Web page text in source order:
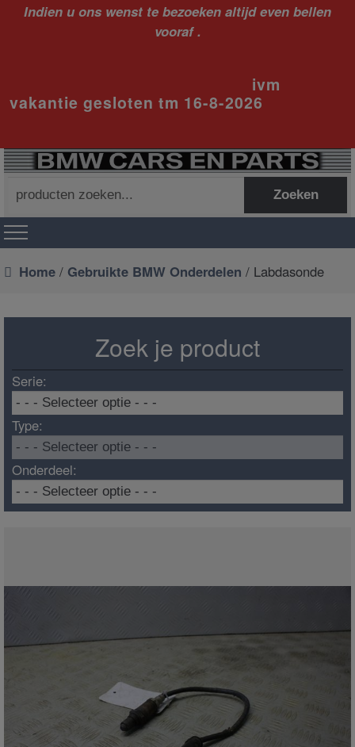
Indien u ons wenst te bezoeken altijd even bellen
vooraf .
ivm
vakantie gesloten tm 16-8-2026
naar:
Zoeken
Home / Gebruikte BMW Onderdelen / Labdasonde
Zoek je product
Serie:
Type:
Onderdeel: